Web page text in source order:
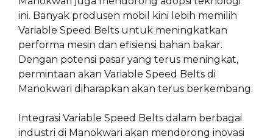
ini. Banyak produsen mobil kini lebih memilih
Variable Speed Belts untuk meningkatkan
performa mesin dan efisiensi bahan bakar.
Dengan potensi pasar yang terus meningkat,
permintaan akan Variable Speed Belts di
Manokwari diharapkan akan terus berkembang.
Integrasi Variable Speed Belts dalam berbagai
industri di Manokwari akan mendorong inovasi